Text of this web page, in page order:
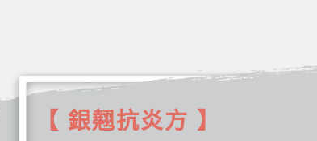
【 銀翹抗炎方 】